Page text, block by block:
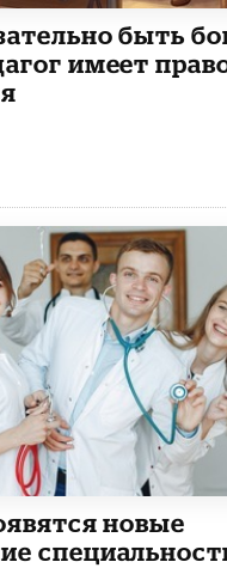
быть
имеет
новые